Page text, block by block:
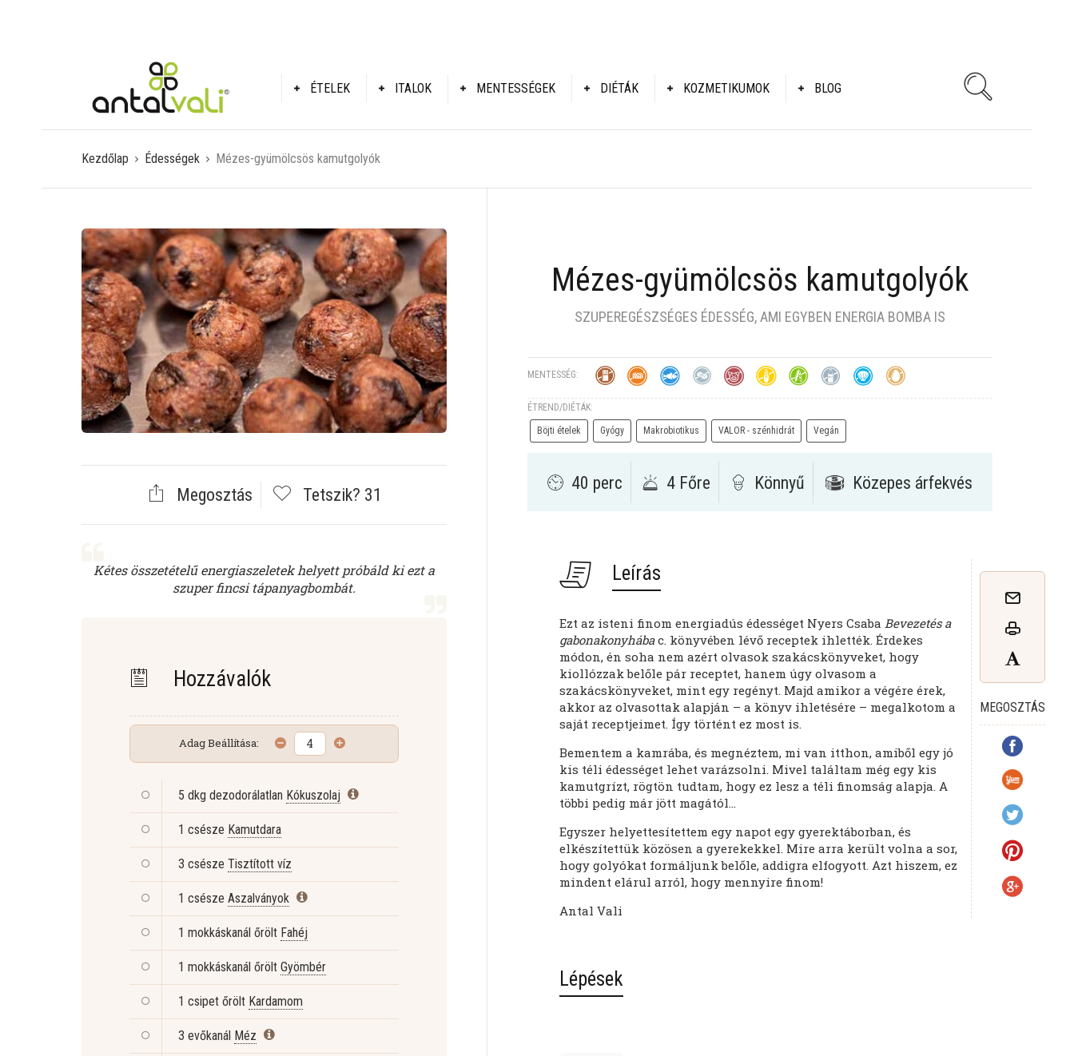
ÉTELEK ITALOK MENTESSÉGEK DIÉTÁK KOZMETIKUMOK BLOG
Kezdőlap Édességek Mézes-gyümölcsös kamutgolyók
Megosztás Tetszik? 31
Kétes összetételű energiaszeletek helyett próbáld ki ezt a
szuper fincsi tápanyagbombát.
Hozzávalók
Adag Beállítása:
5 dkg dezodorálatlan Kókuszolaj
1 csésze Kamutdara
3 csésze Tisztított víz
1 csésze Aszalványok
1 mokkáskanál őrölt Fahéj
1 mokkáskanál őrölt Gyömbér
1 csipet őrölt Kardamom
3 evőkanál Méz
Mézes-gyümölcsös kamutgolyók
SZUPEREGÉSZSÉGES ÉDESSÉG, AMI EGYBEN ENERGIA BOMBA IS
MENTESSÉG:
ÉTREND/DIÉTÁK:
Böjti ételek Gyógy Makrobiotikus VALOR - szénhidrát Vegán
40 perc 4 Főre Könnyű Közepes árfekvés
Leírás
MEGOSZTÁS
Ezt az isteni finom energiadús édességet Nyers Csaba Bevezetés a
gabonakonyhábac. könyvében lévő receptek ihlették. Érdekes
módon, én soha nem azért olvasok szakácskönyveket, hogy
kiollózzak belőle pár receptet, hanem úgy olvasom a
szakácskönyveket, mint egy regényt. Majd amikor a végére érek,
akkor az olvasottak alapján – a könyv ihletésére – megalkotom a
saját receptjeimet. Így történt ez most is.
Bementem a kamrába, és megnéztem, mi van itthon, amiből egy jó
kis téli édességet lehet varázsolni. Mivel találtam még egy kis
kamutgrízt, rögtön tudtam, hogy ez lesz a téli finomság alapja. A
többi pedig már jött magától…
Egyszer helyettesítettem egy napot egy gyerektáborban, és
elkészítettük közösen a gyerekekkel. Mire arra került volna a sor,
hogy golyókat formáljunk belőle, addigra elfogyott. Azt hiszem, ez
mindent elárul arról, hogy mennyire finom!
Antal Vali
Lépések